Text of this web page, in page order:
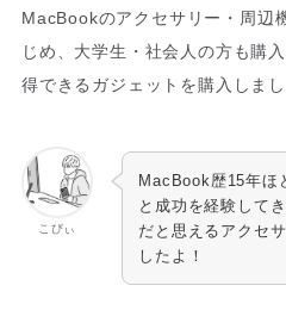
MacBookのアクセサリー・周辺
じめ、大学生・社会人の方も購
得できるガジェットを購入しまし
こびぃ
MacBook歴15年ほ
と成功を経験して
だと思えるアクセ
したよ！